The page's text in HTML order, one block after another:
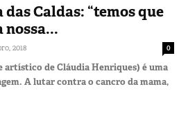
das Caldas: “temos que
2018 0
artístico de Cláudia Henriques) é uma
A lutar contra o cancro da mama,